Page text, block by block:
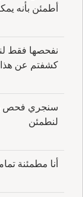
أطمئن بأنه
نفحصها فقط
كشفتم عن هذا
سنجري فحص
لنطمئن
أنا مطمئنة